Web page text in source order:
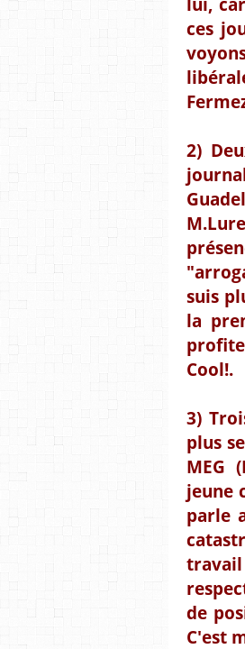
ces
2)
suis
la
Cool!.
3)
plus
MEG
jeune
parle
de
C'est